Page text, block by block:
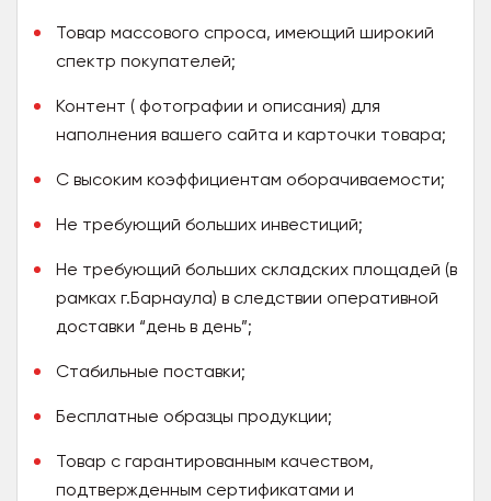
Товар массового спроса, имеющий широкий
спектр покупателей;
Контент ( фотографии и описания) для
наполнения вашего сайта и карточки товара;
С высоким коэффициентам оборачиваемости;
Не требующий больших инвестиций;
Не требующий больших складских площадей (в
рамках г.Барнаула) в следствии оперативной
доставки “день в день”;
Стабильные поставки;
Бесплатные образцы продукции;
Товар с гарантированным качеством,
подтвержденным сертификатами и